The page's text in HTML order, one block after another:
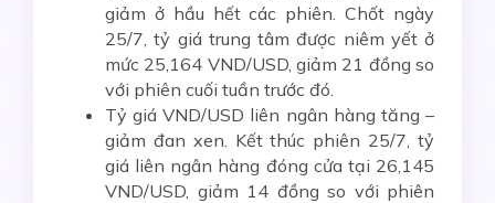
giảm ở hầu hết các phiên. Chốt ngày
25/7, tỷ giá trung tâm được niêm yết ở
mức 25,164 VND/USD, giảm 21 đồng so
với phiên cuối tuần trước đó.
Tỷ giá VND/USD liên ngân hàng tăng –
giảm đan xen. Kết thúc phiên 25/7, tỷ
giá liên ngân hàng đóng cửa tại 26,145
VND/USD, giảm 14 đồng so với phiên